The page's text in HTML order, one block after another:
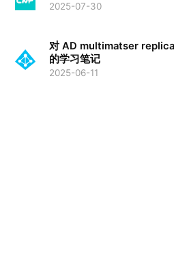
2025-07-30
对 AD multimatser
的学习笔记
2025-06-11